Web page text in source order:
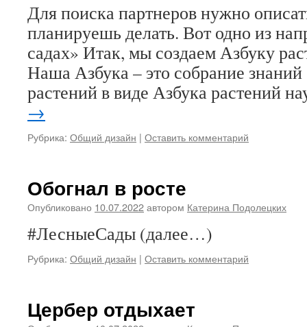
Для поиска партнеров нужно
планируешь делать. Вот одно из
садах» Итак, мы создаем Азбуку
Наша Азбука – это собрание знаний
растений в виде Азбука растений
→
Рубрика: Общий дизайн | Оставить комментарий
Обогнал в росте
Опубликовано 10.07.2022автором Катерина Подолецких
#ЛесныеСады (далее…)
Рубрика: Общий дизайн | Оставить комментарий
Цербер отдыхает